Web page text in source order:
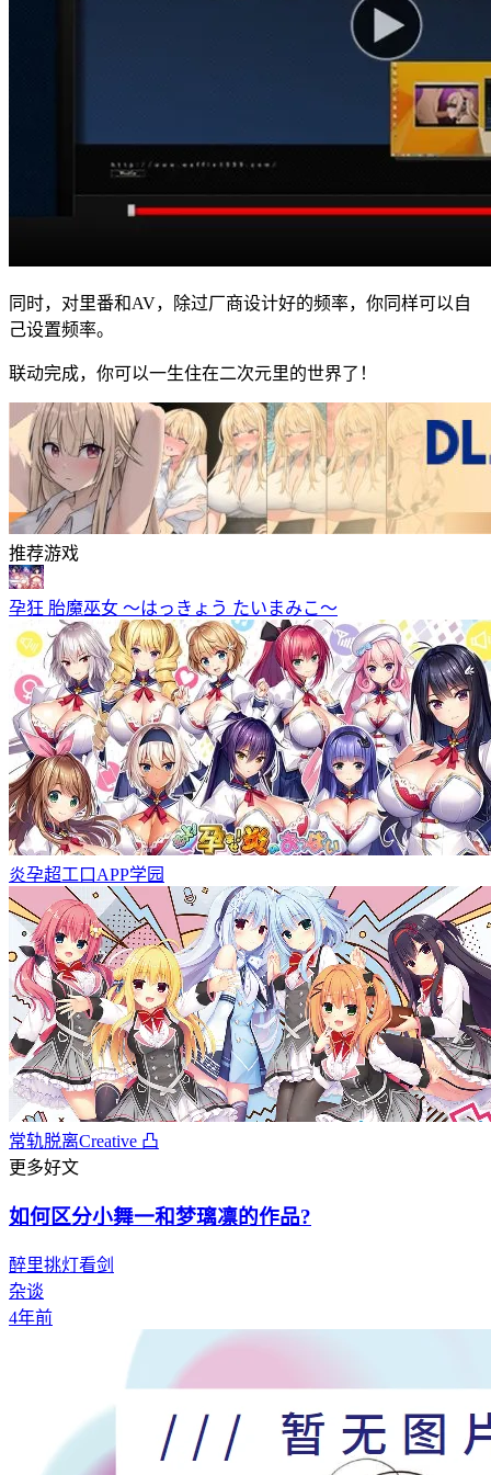
同时，对里番和AV，除过厂商设计好的频率，你同样可以自
己设置频率。
联动完成，你可以一生住在二次元里的世界了！
推荐游戏
孕狂 胎魔巫女 ～はっきょう たいまみこ～
炎孕超工口APP学园
常轨脱离Creative 凸
更多好文
如何区分小舞一和梦璃凛的作品?
醉里挑灯看剑
杂谈
4年前